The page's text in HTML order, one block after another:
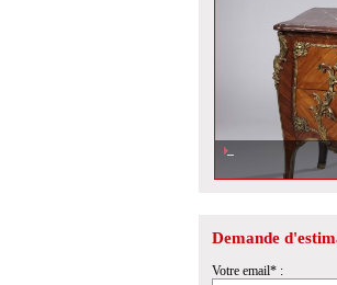
Demande
Votre email* :